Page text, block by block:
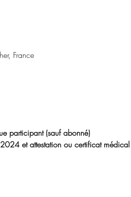
France
participant (sauf abonné)
et attestation ou certificat médical